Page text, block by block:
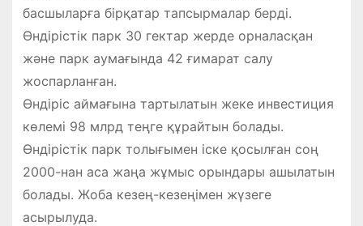
басшыларға бірқатар тапсырмалар берді.
Өндірістік парк 30 гектар жерде орналасқан
және парк аумағында 42 ғимарат салу
жоспарланған.
Өндіріс аймағына тартылатын жеке инвестиция
көлемі 98 млрд теңге құрайтын болады.
Өндірістік парк толығымен іске қосылған соң
2000-нан аса жаңа жұмыс орындары ашылатын
болады. Жоба кезең-кезеңімен жүзеге
асырылуда.